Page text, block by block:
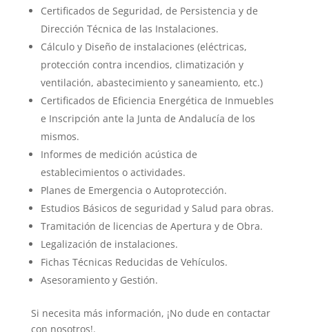
Certificados de Seguridad, de Persistencia y de
Dirección Técnica de las Instalaciones.
Cálculo y Diseño de instalaciones (eléctricas,
protección contra incendios, climatización y
ventilación, abastecimiento y saneamiento, etc.)
Certificados de Eficiencia Energética de Inmuebles
e Inscripción ante la Junta de Andalucía de los
mismos.
Informes de medición acústica de
establecimientos o actividades.
Planes de Emergencia o Autoprotección.
Estudios Básicos de seguridad y Salud para obras.
Tramitación de licencias de Apertura y de Obra.
Legalización de instalaciones.
Fichas Técnicas Reducidas de Vehículos.
Asesoramiento y Gestión.
Si necesita más información, ¡No dude en contactar
con nosotros!.